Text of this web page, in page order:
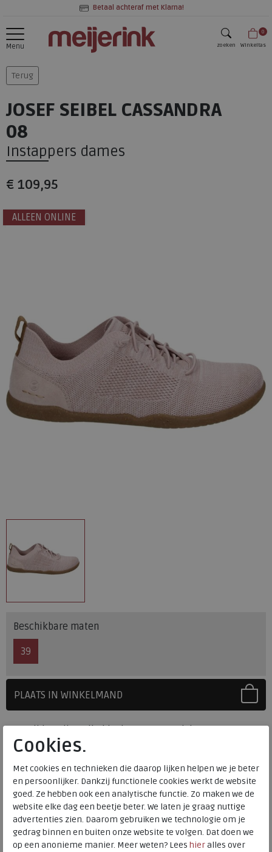
Betaal achteraf met Klarna!
Menu zoeken
0
Winkeltas
Terug
JOSEF SEIBEL CASSANDRA
08
Instappers dames
€ 109,95
ALLEEN ONLINE
Beschikbare maten
39
PLAATS IN WINKELMAND
SELECTEER EERST UW MAAT
Levertijd op dit artikel bedraagt 3-5 werkdagen.
Onze winkelvoorraad
Maat
39
Meijerink Heemskerk
HEEMSKERK
Meijerink Hoorn
HOORN
Cookies.
Met cookies en technieken die daarop lijken helpen we je beter
en persoonlijker. Dankzij functionele cookies werkt de website
goed. Ze hebben ook een analytische functie. Zo maken we de
website elke dag een beetje beter. We laten je graag nuttige
advertenties zien. Daarom gebruiken we technologie om je
gedrag binnen en buiten onze website te volgen. Dat doen we
op een anonieme manier. Meer weten? Lees hieralles over